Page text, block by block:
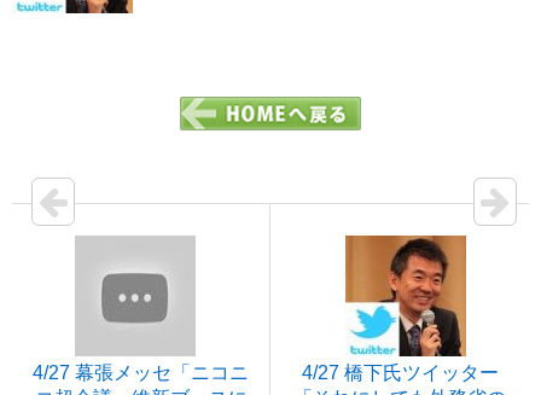
4/27 幕張メッセ「ニコニ
4/27 橋下氏ツイッター